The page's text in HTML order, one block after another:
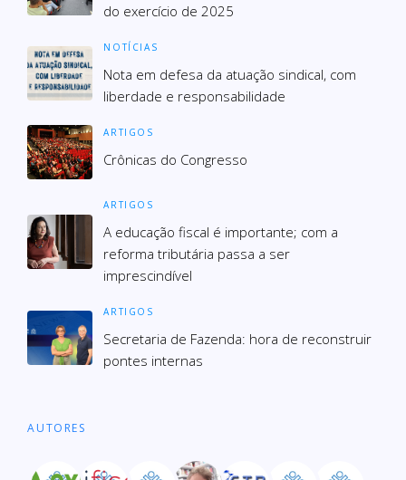
do exercício de 2025
NOTÍCIAS
Nota em defesa da atuação sindical, com
liberdade e responsabilidade
ARTIGOS
Crônicas do Congresso
ARTIGOS
A educação fiscal é importante; com a
reforma tributária passa a ser
imprescindível
ARTIGOS
Secre­ta­ria de Fazenda: hora de recons­truir
pon­tes inter­nas
AUTORES